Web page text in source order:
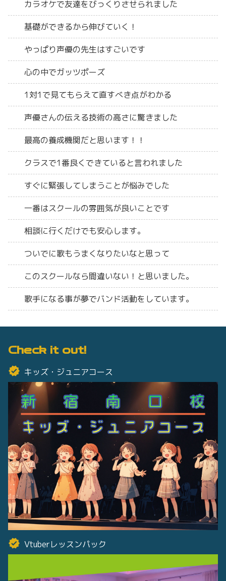
カラオケで友達をびっくりさせられました
基礎ができるから伸びていく！
やっぱり声優の先生はすごいです
心の中でガッツポーズ
1対1で見てもらえて直すべき点がわかる
声優さんの伝える技術の高さに驚きました
最高の養成機関だと思います！！
クラスで1番良くできていると言われました
すぐに緊張してしまうことが悩みでした
一番はスクールの雰囲気が良いことです
相談に行くだけでも安心します。
ついでに歌もうまくなりたいなと思って
このスクールなら間違いない！と思いました。
歌手になる事が夢でバンド活動をしています。
Check it out!
キッズ・ジュニアコース
Vtuberレッスンパック